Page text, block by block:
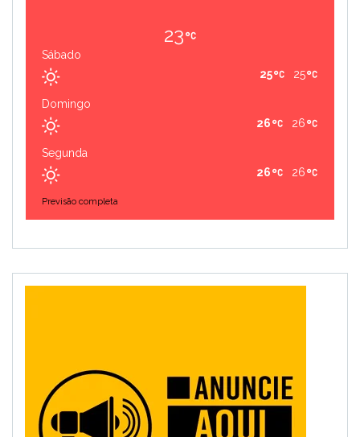
23
Sábado
25
25
Domingo
26
26
Segunda
26
26
Previsão completa